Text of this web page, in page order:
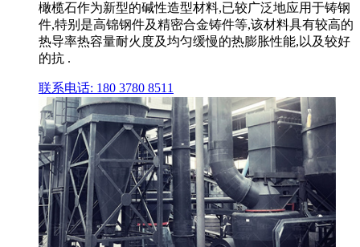
橄榄石作为新型的碱性造型材料,已较广泛地应用于铸钢
件,特别是高锦钢件及精密合金铸件等,该材料具有较高的
热导率热容量耐火度及均匀缓慢的热膨胀性能,以及较好
的抗 .
联系电话: 180 3780 8511